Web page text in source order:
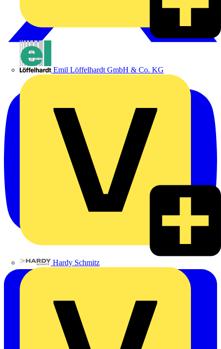
Emil Löffelhardt GmbH & Co. KG
Hardy Schmitz